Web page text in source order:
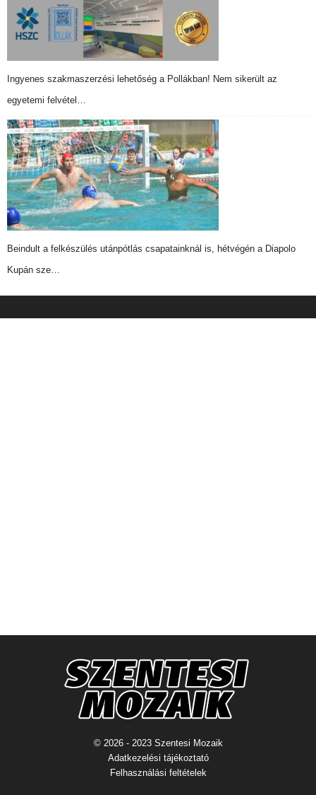
Ingyenes szakmaszerzési lehetőség a Pollákban! Nem sikerült az
egyetemi felvétel…
Beindult a felkészülés utánpótlás csapatainknál is, hétvégén a Diapolo
Kupán sze…
© 2026 - 2023 Szentesi Mozaik
Adatkezelési tájékoztató
Felhasználási feltételek